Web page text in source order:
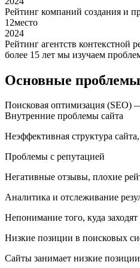
Рейтинг компаний создания и
12место
2024
Рейтинг агентств контекстной
более 15 лет мы изучаем
Основные проблемы
Поисковая оптимизация (SEO)
Внутренние проблемы сайта
Неэффективная структура
Проблемы с репутацией
Негативные отзывы, плохие
Аналитика и отслеживание
Непонимание того, куда
Низкие позиции в поисковых
Сайты занимает низкие